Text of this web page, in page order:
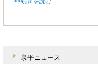
泉平ニュース